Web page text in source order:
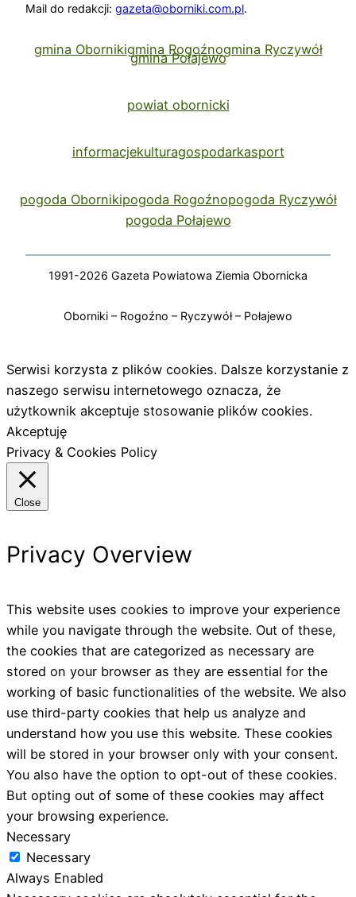
Mail do redakcji: gazeta@oborniki.com.pl.
gmina Obornikigmina Rogoźnogmina Ryczywół
gmina Połajewo
powiat obornicki
informacjekulturagospodarkasport
pogoda Obornikipogoda Rogoźnopogoda Ryczywół
pogoda Połajewo
1991-2026 Gazeta Powiatowa Ziemia Obornicka
Oborniki – Rogoźno – Ryczywół – Połajewo
Serwisi korzysta z plików cookies. Dalsze korzystanie z
naszego serwisu internetowego oznacza, że
użytkownik akceptuje stosowanie plików cookies.
Akceptuję
Privacy & Cookies Policy
Close
Privacy Overview
This website uses cookies to improve your experience
while you navigate through the website. Out of these,
the cookies that are categorized as necessary are
stored on your browser as they are essential for the
working of basic functionalities of the website. We also
use third-party cookies that help us analyze and
understand how you use this website. These cookies
will be stored in your browser only with your consent.
You also have the option to opt-out of these cookies.
But opting out of some of these cookies may affect
your browsing experience.
Necessary
Necessary
Always Enabled